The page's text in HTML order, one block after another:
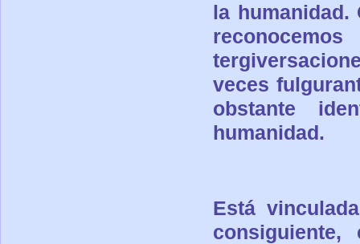
la
reconocemos
veces
obstante
humanidad.
Está
consiguiente,